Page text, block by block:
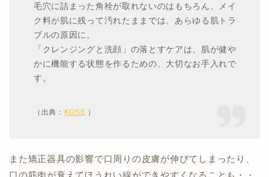
毛穴に詰まった角栓が取れないのはもちろん、メイ
ク料が肌に残って汚れたままでは、あらゆる肌トラ
ブルの原因に。
「クレンジングと洗顔」の落とすケアは、肌が健や
かに機能する状態を作るための、大切なお手入れで
す。
（出典： KOSE ）
また矯正器具の影響で口周りの皮膚が伸びてしまったり、
口の筋肉が衰えてほうれい線ができやすくなることも・・